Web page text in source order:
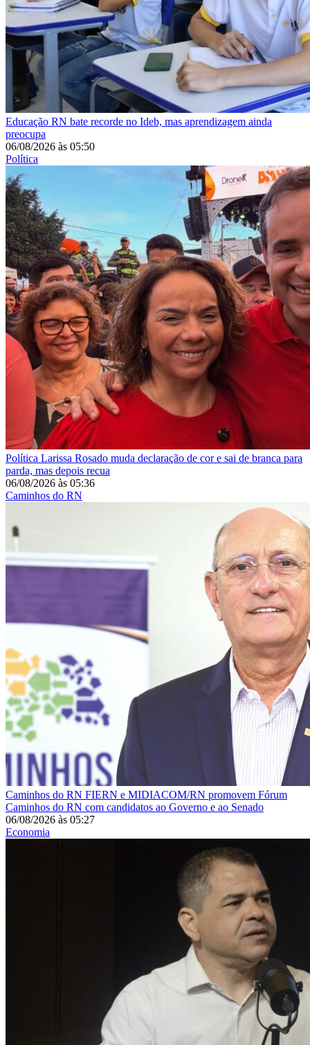
Educação RN bate recorde no Ideb, mas aprendizagem ainda
preocupa
06/08/2026 às 05:50
Política
Política Larissa Rosado muda declaração de cor e sai de branca para
parda, mas depois recua
06/08/2026 às 05:36
Caminhos do RN
Caminhos do RN FIERN e MIDIACOM/RN promovem Fórum
Caminhos do RN com candidatos ao Governo e ao Senado
06/08/2026 às 05:27
Economia